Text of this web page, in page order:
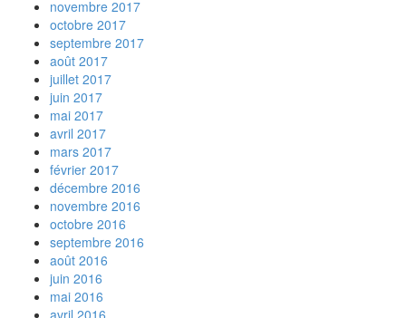
novembre 2017
octobre 2017
septembre 2017
août 2017
juillet 2017
juin 2017
mai 2017
avril 2017
mars 2017
février 2017
décembre 2016
novembre 2016
octobre 2016
septembre 2016
août 2016
juin 2016
mai 2016
avril 2016